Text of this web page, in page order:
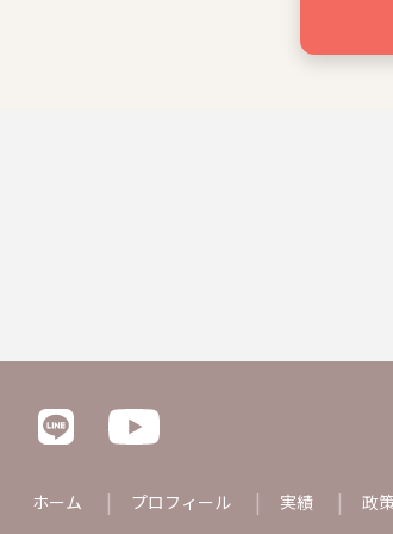
ホーム プロフィール 実績 政